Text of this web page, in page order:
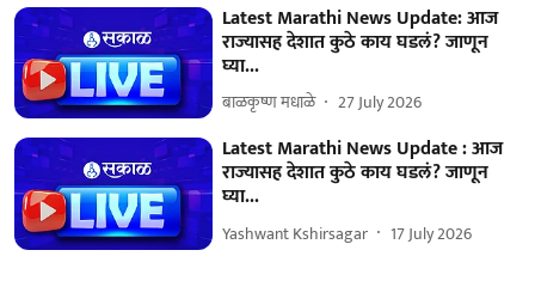
Latest Marathi News Update: आज
राज्यासह देशात कुठे काय घडलं? जाणून
घ्या...
बाळकृष्ण मधाळे 27 July 2026
Latest Marathi News Update : आज
राज्यासह देशात कुठे काय घडलं? जाणून
घ्या...
Yashwant Kshirsagar 17 July 2026